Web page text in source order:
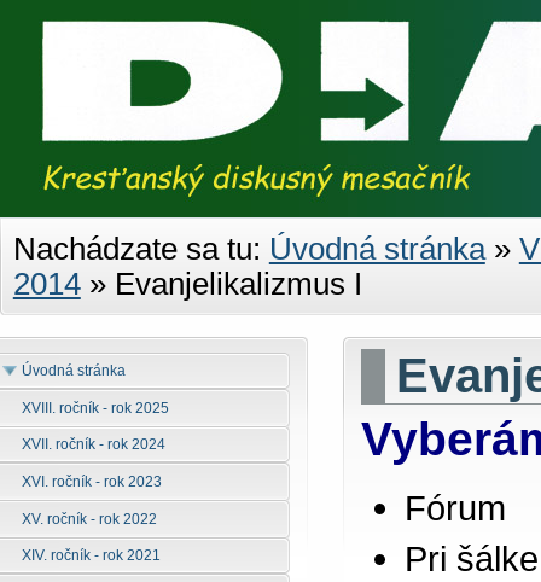
Nachádzate sa tu: Úvodná stránka »
2014 » Evanjelikalizmus I
Úvodná stránka
XVIII. ročník - rok 2025
XVII. ročník - rok 2024
XVI. ročník - rok 2023
XV. ročník - rok 2022
XIV. ročník - rok 2021
Fórum
Pri